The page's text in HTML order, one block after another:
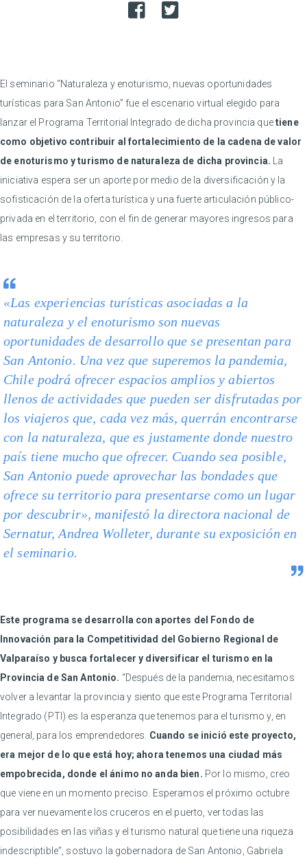
El seminario “Naturaleza y enoturismo, nuevas oportunidades
turísticas para San Antonio” fue el escenario virtual elegido para
lanzar el Programa Territorial Integrado de dicha provincia quetiene
como objetivo contribuir al fortalecimiento de la cadena de valor
de enoturismo y turismo de naturaleza de dicha provincia. La
iniciativa espera ser un aporte por medio de la diversificación y la
sofisticación de la oferta turística y una fuerte articulación público-
privada en el territorio, con el fin de generar mayores ingresos para
las empresas y su territorio.
«Las experiencias turísticas asociadas a la
naturaleza y el enoturismo son nuevas
oportunidades de desarrollo que se presentan para
San Antonio. Una vez que superemos la pandemia,
Chile podrá ofrecer espacios amplios y abiertos
llenos de actividades que pueden ser disfrutadas por
los viajeros que, cada vez más, querrán encontrarse
con la naturaleza, que es justamente donde nuestro
país tiene mucho que ofrecer. Cuando sea posible,
San Antonio puede aprovechar las bondades que
ofrece su territorio para presentarse como un lugar
por descubrir», manifestó la directora nacional de
Sernatur, Andrea Wolleter, durante su exposición en
el seminario.
Este programa se desarrolla con aportes del Fondo de
Innovación para la Competitividad del Gobierno Regional de
Valparaíso y busca fortalecer y diversificar el turismo en la
Provincia de San Antonio. “Después de la pandemia, necesitamos
volver a levantar la provincia y siento que este Programa Territorial
Integrado (PTI) es la esperanza que tenemos para el turismo y, en
general, para los emprendedores. Cuando se inició este proyecto,
era mejor de lo que está hoy; ahora tenemos una ciudad más
empobrecida, donde el ánimo no anda bien. Por lo mismo, creo
que viene en un momento preciso. Esperamos el próximo octubre
para ver nuevamente los cruceros en el puerto, ver todas las
posibilidades en las viñas y el turismo natural que tiene una riqueza
indescriptible”, sostuvo la gobernadora de San Antonio, Gabriela